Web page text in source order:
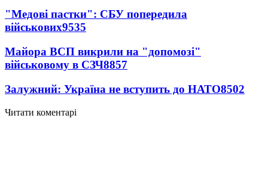
"Медові пастки": СБУ попередила
військових9535
Майора ВСП викрили на "допомозі"
військовому в СЗЧ8857
Залужний: Україна не вступить до НАТО8502
Читати коментарі